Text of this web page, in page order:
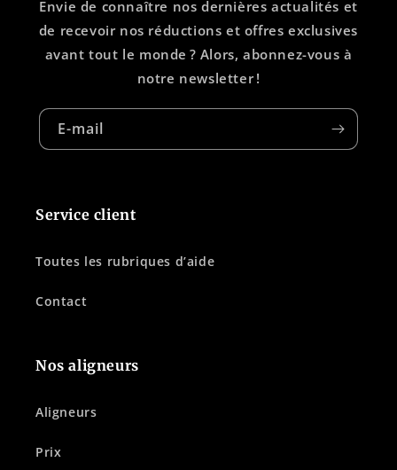
Envie de connaître nos dernières actualités et
de recevoir nos réductions et offres exclusives
avant tout le monde ? Alors, abonnez-vous à
notre newsletter !
E-mail
Service client
Toutes les rubriques d’aide
Contact
Nos aligneurs
Aligneurs
Prix